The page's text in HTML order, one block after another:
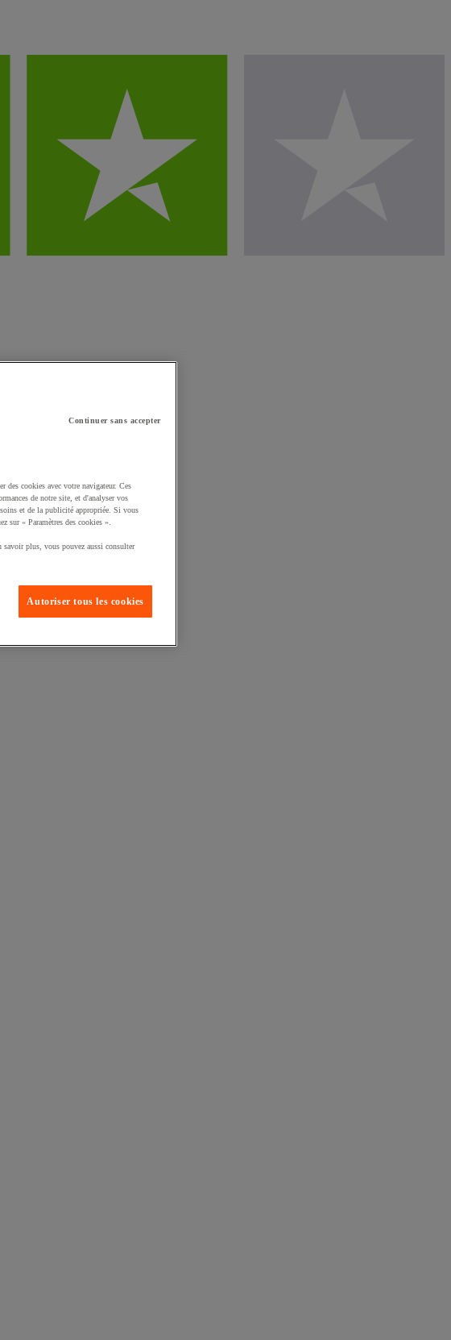
Continuer sans accepter
des cookies avec votre navigateur. Ces
de notre site, et d'analyser vos
et de la publicité appropriée. Si vous
sur « Paramètres des cookies ».
plus, vous pouvez aussi consulter
Autoriser tous les cookies